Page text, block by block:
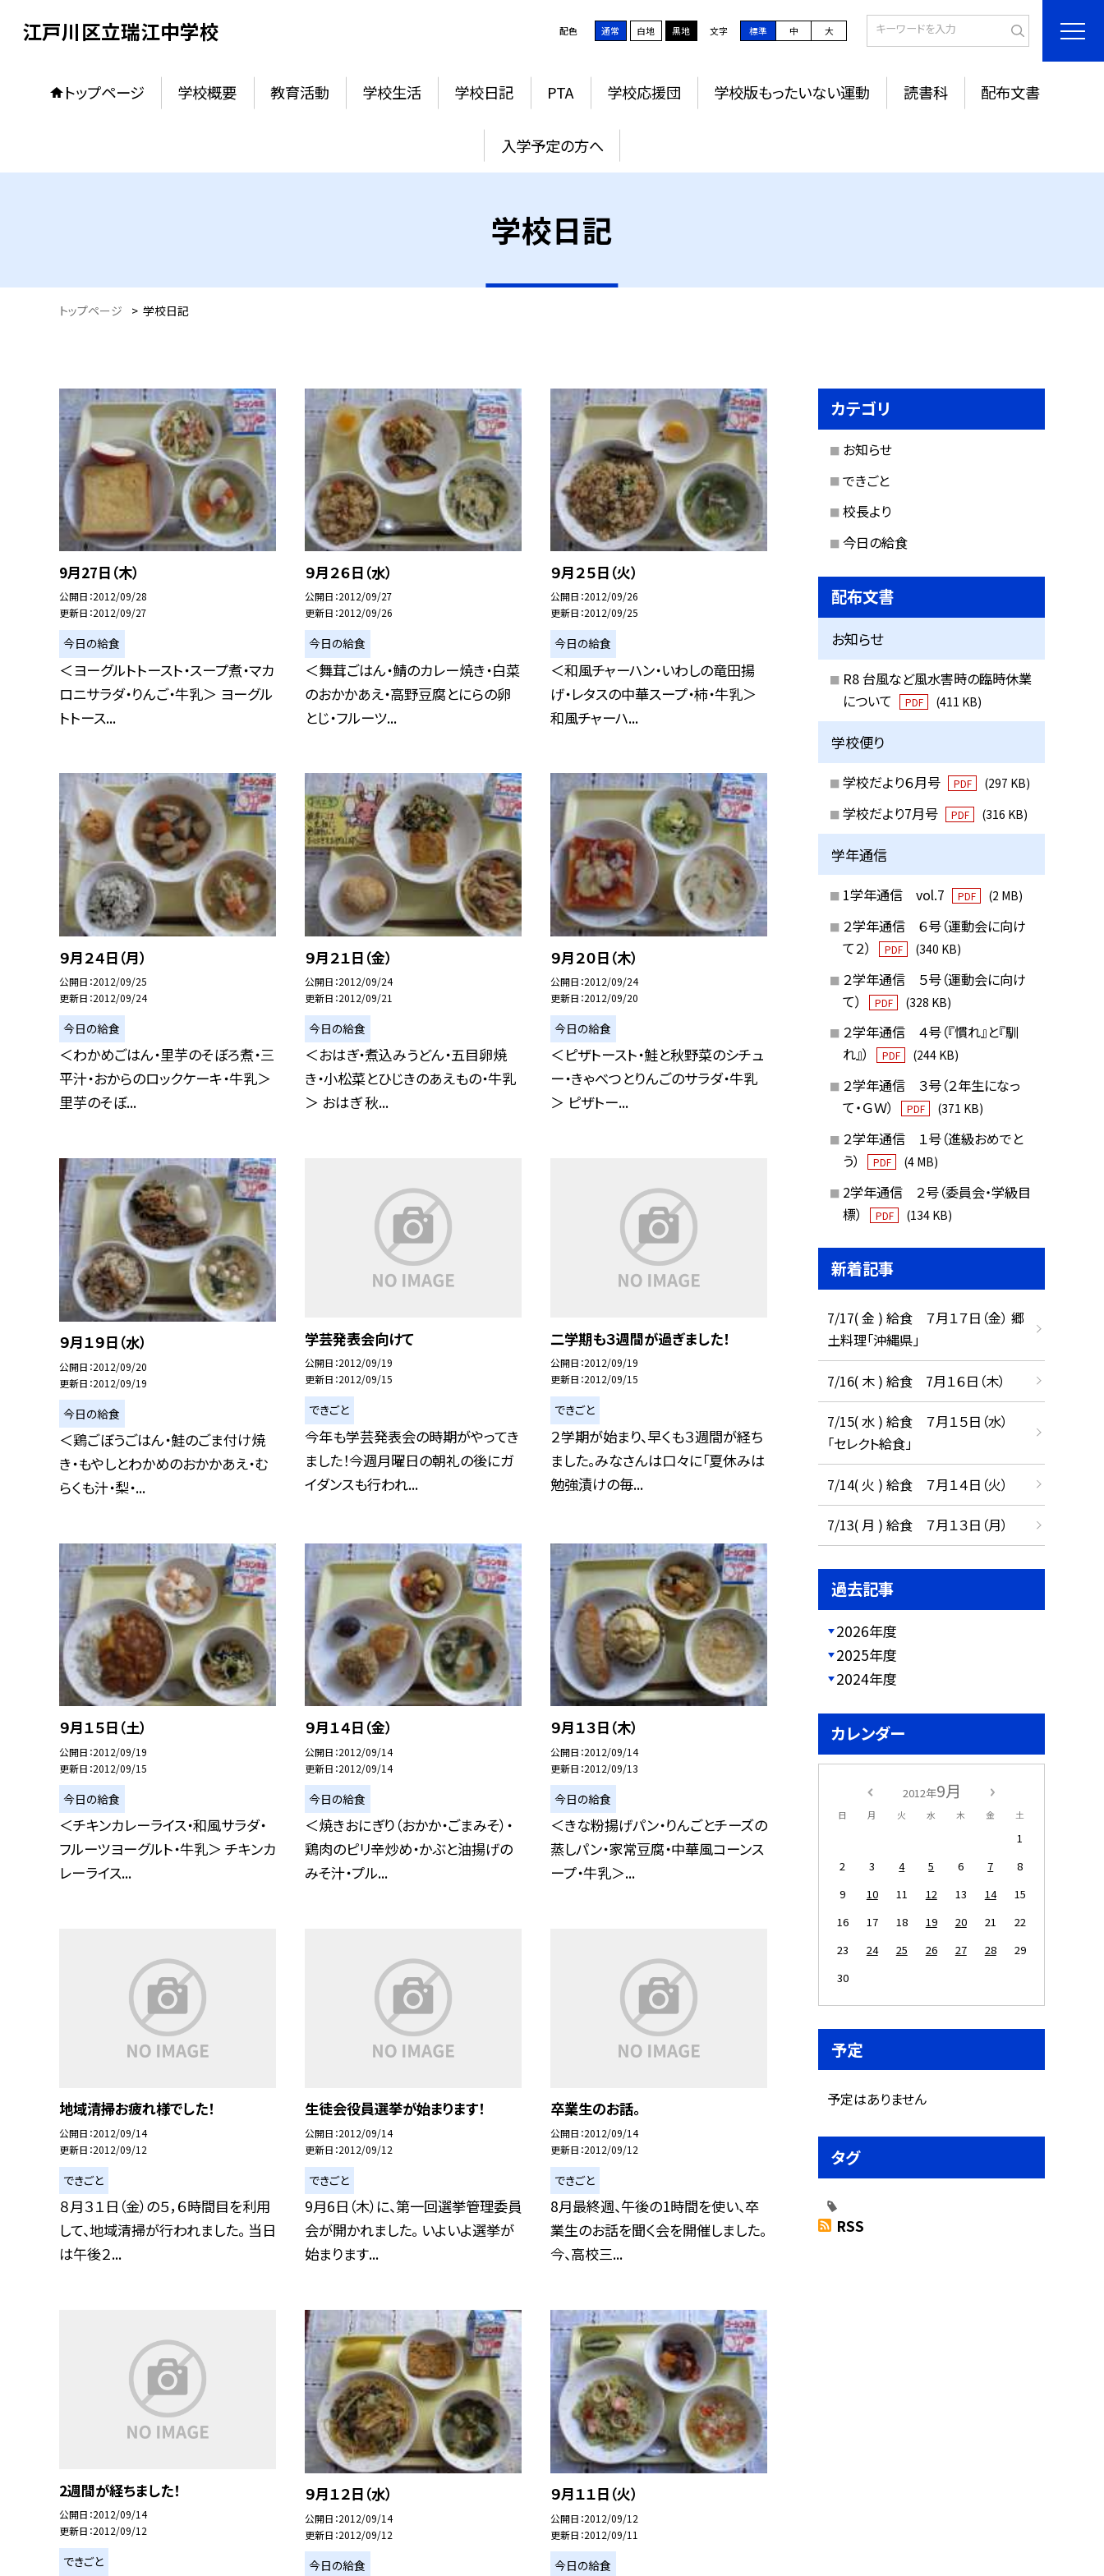
江戸川区立瑞江中学校 配色 通常 白地 黒地 文字 標準 中 大
トップページ 学校概要 教育活動 学校生活 学校日記 PTA 学校応援団 学校版もったいない運動 読書科 配布文書
入学予定の方へ
学校日記
トップページ > 学校日記
9月27日（木）
公開日 2012/09/28
更新日 2012/09/27
今日の給食
＜ヨーグルトトースト・スープ煮・マカ
ロニサラダ・りんご・牛乳＞ ヨーグル
トトース...
９月２６日（水）
公開日 2012/09/27
更新日 2012/09/26
今日の給食
＜舞茸ごはん・鯖のカレー焼き・白菜
のおかかあえ・高野豆腐とにらの卵
とじ・フルーツ...
９月２５日（火）
公開日 2012/09/26
更新日 2012/09/25
今日の給食
＜和風チャーハン・いわしの竜田揚
げ・レタスの中華スープ・柿・牛乳＞
和風チャーハ...
９月２４日（月）
公開日 2012/09/25
更新日 2012/09/24
今日の給食
＜わかめごはん・里芋のそぼろ煮・三
平汁・おからのロックケーキ・牛乳＞
里芋のそぼ...
９月２１日（金）
公開日 2012/09/24
更新日 2012/09/21
今日の給食
＜おはぎ・煮込みうどん・五目卵焼
き・小松菜とひじきのあえもの・牛乳
＞ おはぎ 秋...
９月２０日（木）
公開日 2012/09/24
更新日 2012/09/20
今日の給食
＜ピザトースト・鮭と秋野菜のシチュ
ー・きゃべつとりんごのサラダ・牛乳
＞ ピザトー...
９月１９日（水）
公開日 2012/09/20
更新日 2012/09/19
今日の給食
＜鶏ごぼうごはん・鮭のごま付け焼
き・もやしとわかめのおかかあえ・む
らくも汁・梨・...
学芸発表会向けて
公開日 2012/09/19
更新日 2012/09/15
できごと
今年も学芸発表会の時期がやってき
ました！今週月曜日の朝礼の後にガ
イダンスも行われ...
二学期も３週間が過ぎました！
公開日 2012/09/19
更新日 2012/09/15
できごと
２学期が始まり、早くも３週間が経ち
ました。みなさんは口々に「夏休みは
勉強漬けの毎...
９月１５日（土）
公開日 2012/09/19
更新日 2012/09/15
今日の給食
＜チキンカレーライス・和風サラダ・
フルーツヨーグルト・牛乳＞ チキンカ
レーライス...
９月１４日（金）
公開日 2012/09/14
更新日 2012/09/14
今日の給食
＜焼きおにぎり（おかか・ごまみそ）・
鶏肉のピリ辛炒め・かぶと油揚げの
みそ汁・プル...
９月１３日（木）
公開日 2012/09/14
更新日 2012/09/13
今日の給食
＜きな粉揚げパン・りんごとチーズの
蒸しパン・家常豆腐・中華風コーンス
ープ・牛乳＞...
地域清掃お疲れ様でした！
公開日 2012/09/14
更新日 2012/09/12
できごと
８月３１日（金）の５，６時間目を利用
して、地域清掃が行われました。 当日
は午後２...
生徒会役員選挙が始まります！
公開日 2012/09/14
更新日 2012/09/12
できごと
9月6日（木）に、第一回選挙管理委員
会が開かれました。 いよいよ選挙が
始まります...
卒業生のお話。
公開日 2012/09/14
更新日 2012/09/12
できごと
8月最終週、午後の1時間を使い、卒
業生のお話を聞く会を開催しました。
今、高校三...
2週間が経ちました！
公開日 2012/09/14
更新日 2012/09/12
できごと
９月１２日（水）
公開日 2012/09/14
更新日 2012/09/12
今日の給食
９月１１日（火）
公開日 2012/09/12
更新日 2012/09/11
今日の給食
カテゴリ
お知らせ
できごと
校長より
今日の給食
配布文書
お知らせ
R8 台風など風水害時の臨時休業
について
PDF (411 KB)
学校便り
学校だより６月号 PDF (297 KB)
学校だより7月号 PDF (316 KB)
学年通信
1学年通信 vol.7 PDF (2 MB)
２学年通信 ６号（運動会に向け
て２）
PDF (340 KB)
２学年通信 ５号（運動会に向け
て）
PDF (328 KB)
２学年通信 ４号（『慣れ』と『馴
れ』）
PDF (244 KB)
２学年通信 ３号（２年生になっ
て・ＧＷ）
PDF (371 KB)
２学年通信 １号（進級おめでと
う）
PDF (4 MB)
2学年通信 ２号（委員会・学級目
標）
PDF (134 KB)
新着記事
7/17( 金 ) 給食 ７月１７日（金） 郷
土料理「沖縄県」
7/16( 木 ) 給食 7月１６日（木）
7/15( 水 ) 給食 ７月１５日（水）
「セレクト給食」
7/14( 火 ) 給食 ７月１４日（火）
7/13( 月 ) 給食 ７月１３日（月）
過去記事
2026年度
2025年度
2024年度
カレンダー
2012年9月
日 月 火 水 木 金 土
1
2
3 4 5 6 7
8
9
10 11 12 13 14
15
16
17 18 19 20 21
22
23
24 25 26 27 28
29
30
予定
予定はありません
タグ
RSS